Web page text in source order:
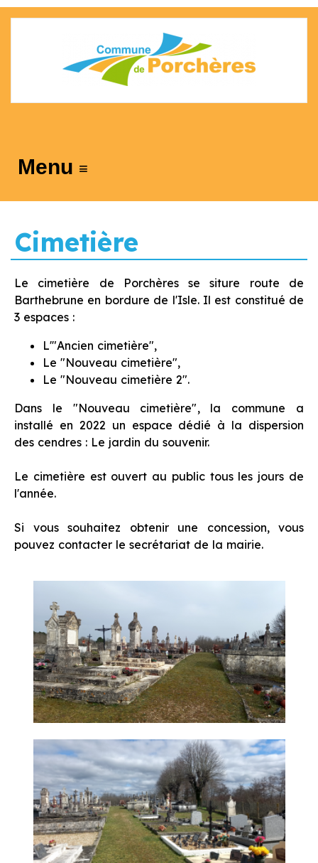
≡
Cimetière
Le cimetière de Porchères se siture route de
Barthebrune en bordure de l'Isle. Il est constitué de
3 espaces :
L'"Ancien cimetière",
Le "Nouveau cimetière",
Le "Nouveau cimetière 2".
Dans le "Nouveau cimetière", la commune a
installé en 2022 un espace dédié à la dispersion
des cendres : Le jardin du souvenir.
Le cimetière est ouvert au public tous les jours de
l'année.
Si vous souhaitez obtenir une concession, vous
pouvez contacter le secrétariat de la mairie.